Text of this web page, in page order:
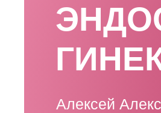
Алексей